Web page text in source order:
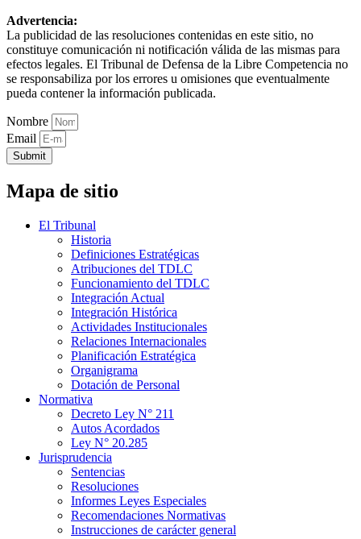
Advertencia:
La publicidad de las resoluciones contenidas en este sitio, no
constituye comunicación ni notificación válida de las mismas para
efectos legales. El Tribunal de Defensa de la Libre Competencia no
se responsabiliza por los errores u omisiones que eventualmente
pueda contener la información publicada.
Nombre
Email
Submit
Mapa de sitio
El Tribunal
Historia
Definiciones Estratégicas
Atribuciones del TDLC
Funcionamiento del TDLC
Integración Actual
Integración Histórica
Actividades Institucionales
Relaciones Internacionales
Planificación Estratégica
Organigrama
Dotación de Personal
Normativa
Decreto Ley N° 211
Autos Acordados
Ley N° 20.285
Jurisprudencia
Sentencias
Resoluciones
Informes Leyes Especiales
Recomendaciones Normativas
Instrucciones de carácter general